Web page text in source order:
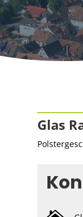
Glas